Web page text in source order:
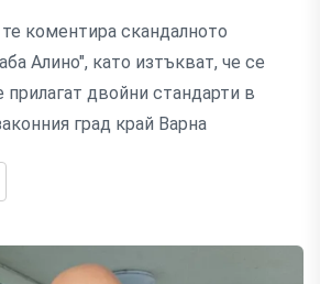
коментира скандалното
Алино", като изтъкват, че се
прилагат двойни стандарти в
град край Варна